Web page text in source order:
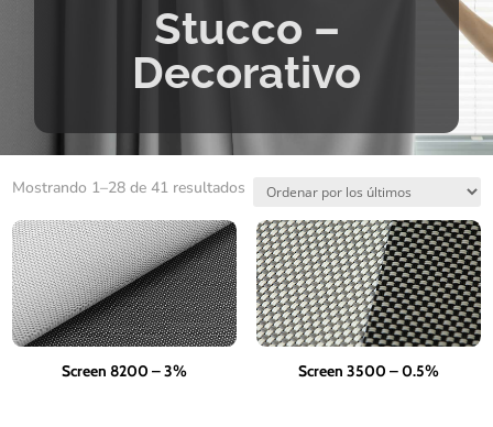
Stucco –
Decorativo
Mostrando 1–28 de 41 resultados Ordenado
los
últimos
Screen 8200 – 3% Screen 3500 – 0.5%